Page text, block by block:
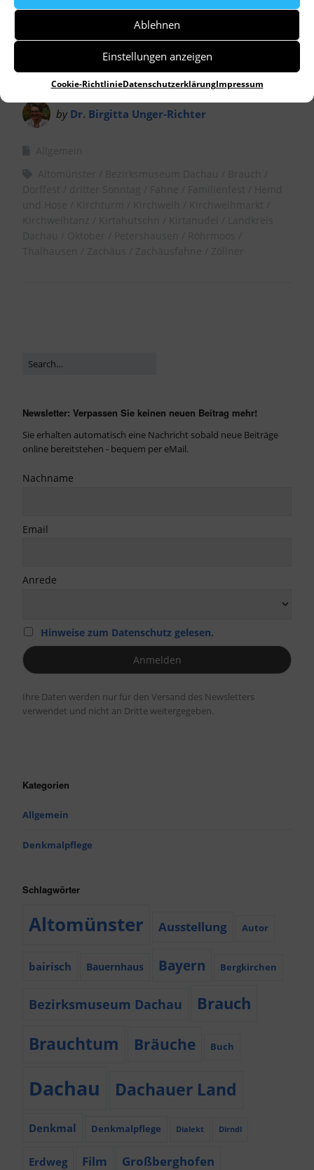
Ablehnen
Einstellungen anzeigen
Cookie-RichtlinieDatenschutzerklärungImpressum
by Dr. Birgitta Unger-Richter
Newsletter: Verpassen Sie keinen neuen Beitrag mehr!
Sie erhalten automatisch eine Nachricht sobald neue Beiträge
online bereitstehen - bequem per eMail.
Nachname
Email
Anrede
Hinweise zum Datenschutz gelesen.
Ihre Daten werden nur für den Versand des Newsletters
verwendet und nicht an Dritte weitergegeben.
Kategorien
Allgemein
Denkmalpflege
Schlagwörter
Altomünster Ausstellung Autor
bairisch Bauernhaus Bayern Bergkirchen
Bezirksmuseum Dachau Brauch
Brauchtum Bräuche Buch
Dachau Dachauer Land
Denkmal Denkmalpflege Dialekt Dirndl
Erdweg Film Großberghofen